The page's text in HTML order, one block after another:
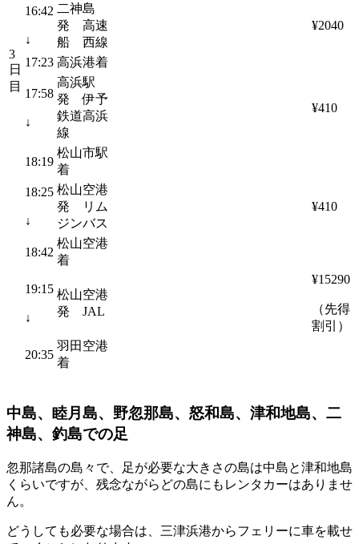
3
日
目
16:42
↓
二神島
発 高速
船 西線
¥2040
17:23 高浜港着
17:58
↓
高浜駅
発 伊予
鉄道高浜
線
¥410
18:19
松山市駅
着
18:25
↓
松山空港
発 リム
ジンバス
¥410
18:42
松山空港
着
19:15
↓
松山空港
発 JAL
¥15290
（先得
割引）
20:35
羽田空港
着
中島、睦月島、野忽那島、怒和島、津和地島、二
神島、釣島での足
忽那諸島の島々で、足が必要な大きさの島は中島と津和地島
くらいですが、残念ながらどの島にもレンタカーはありませ
ん。
どうしても必要な場合は、三津浜港からフェリーに車を載せ